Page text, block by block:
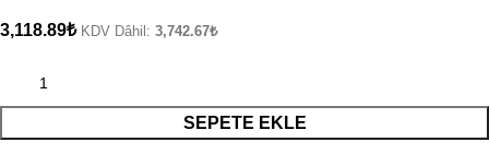
3,118.89₺ KDV Dâhil: 3,742.67₺
SEPETE EKLE